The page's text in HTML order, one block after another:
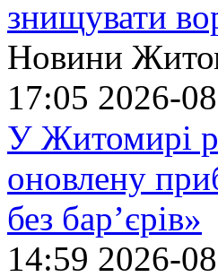
знищувати
Новини
17:05 2026-
У Житомирі
оновлену
без бар’єрів»
14:59 2026-